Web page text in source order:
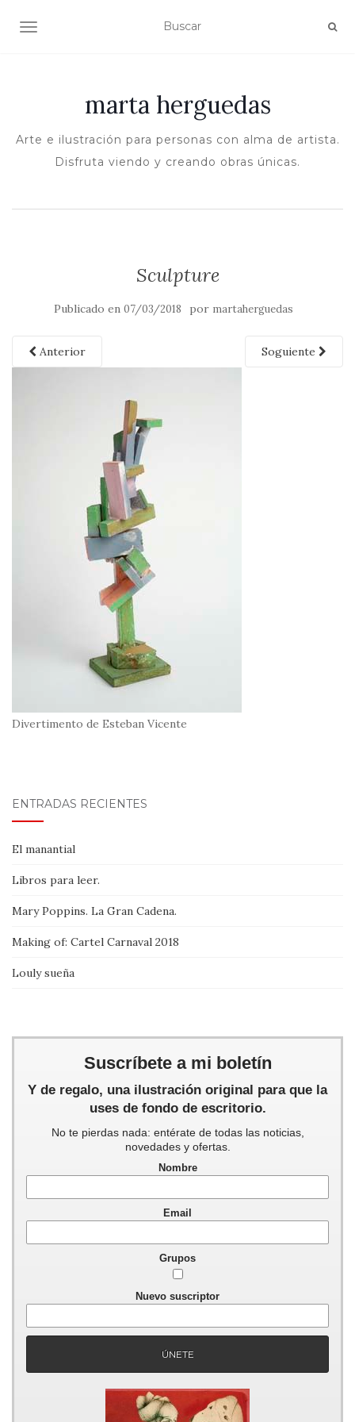
ALTERNAR NAVEGACIÓN
marta herguedas
Arte e ilustración para personas con alma de artista.
Disfruta viendo y creando obras únicas.
Sculpture
Publicado en 07/03/2018 por martaherguedas
Anterior Soguiente
Divertimento de Esteban Vicente
ENTRADAS RECIENTES
El manantial
Libros para leer.
Mary Poppins. La Gran Cadena.
Making of: Cartel Carnaval 2018
Louly sueña
Suscríbete a mi boletín
Y de regalo, una ilustración original para que la
uses de fondo de escritorio.
No te pierdas nada: entérate de todas las noticias,
novedades y ofertas.
Nombre
Email
Grupos
Nuevo suscriptor